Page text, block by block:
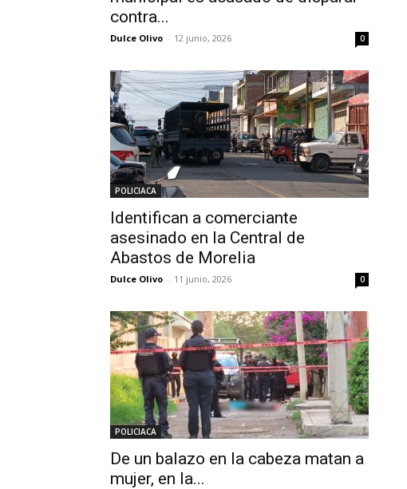
contra...
Dulce Olivo - 12 junio, 2026 0
POLICIACA
Identifican a comerciante
asesinado en la Central de
Abastos de Morelia
Dulce Olivo - 11 junio, 2026 0
POLICIACA
De un balazo en la cabeza matan a
mujer, en la...